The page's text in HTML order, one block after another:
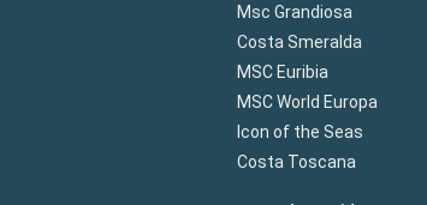
Msc Grandiosa
Costa Smeralda
MSC Euribia
MSC World Europa
Icon of the Seas
Costa Toscana